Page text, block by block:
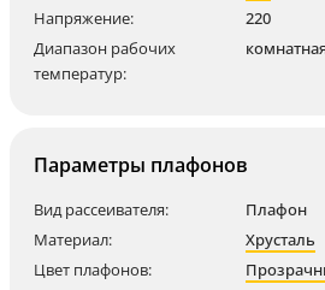
Напряжение:
220
Диапазон рабочих
температур:
Параметры плафонов
Вид рассеивателя:
Плафон
Материал:
Хрусталь
Цвет плафонов: